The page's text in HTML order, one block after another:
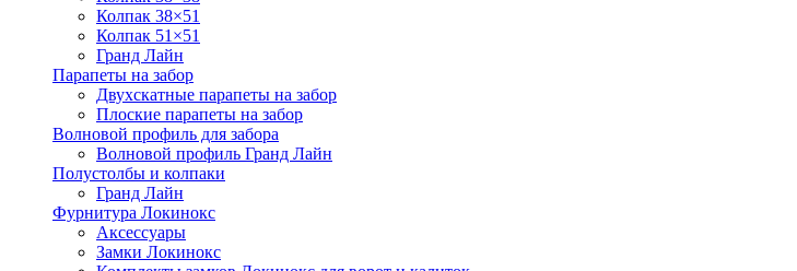
Колпак 38×51
Колпак 51×51
Гранд Лайн
Парапеты на забор
Двухскатные парапеты на забор
Плоские парапеты на забор
Волновой профиль для забора
Волновой профиль Гранд Лайн
Полустолбы и колпаки
Гранд Лайн
Фурнитура Локинокс
Аксессуары
Замки Локинокс